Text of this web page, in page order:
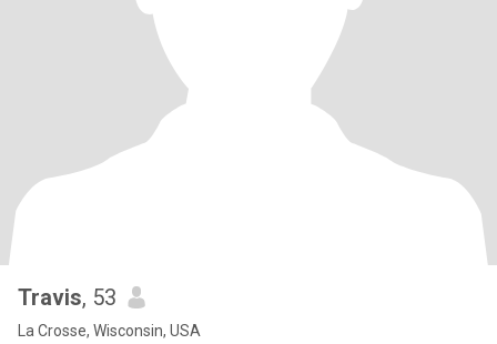
Travis, 53
La Crosse, Wisconsin, USA